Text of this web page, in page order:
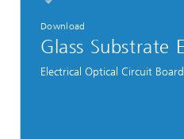
Download
Glass Substrate
Electrical Optical Circuit Board